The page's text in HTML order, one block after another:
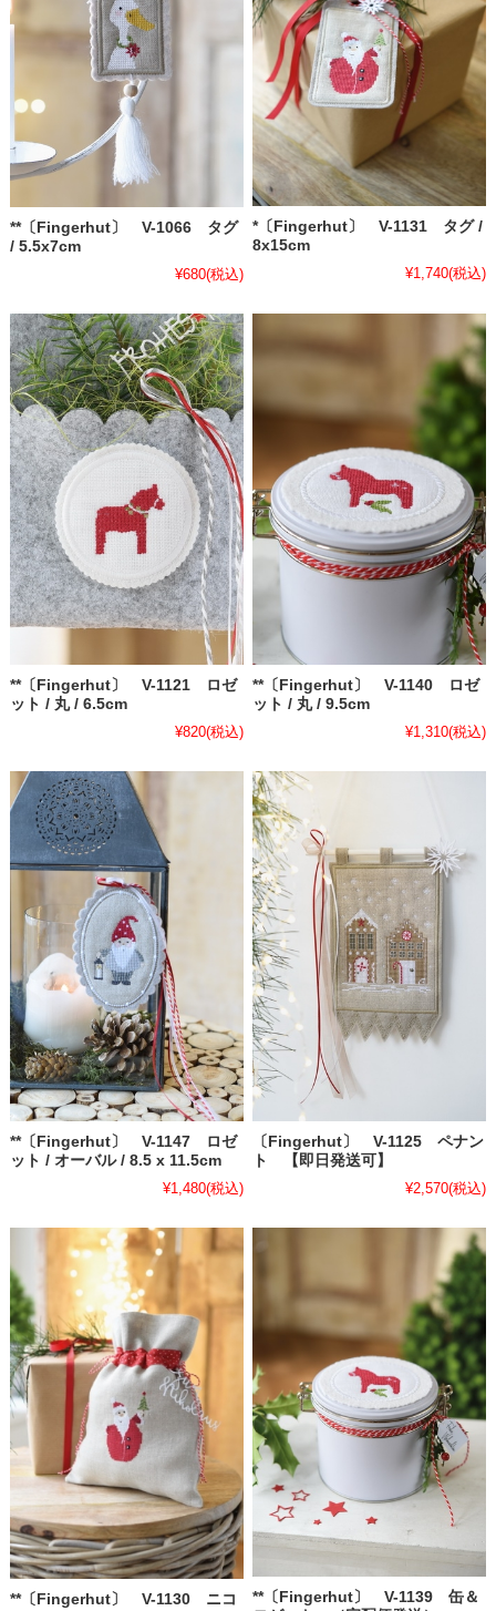
**〔Fingerhut〕 V-1066 タグ
/ 5.5x7cm
¥680(税込)
*〔Fingerhut〕 V-1131 タグ /
8x15cm
¥1,740(税込)
**〔Fingerhut〕 V-1121 ロゼ
ット / 丸 / 6.5cm
¥820(税込)
**〔Fingerhut〕 V-1140 ロゼ
ット / 丸 / 9.5cm
¥1,310(税込)
**〔Fingerhut〕 V-1147 ロゼ
ット / オーバル / 8.5 x 11.5cm
¥1,480(税込)
〔Fingerhut〕 V-1125 ペナン
ト 【即日発送可】
¥2,570(税込)
**〔Fingerhut〕 V-1130 ニコ
**〔Fingerhut〕 V-1139 缶＆